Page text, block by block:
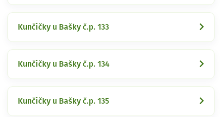
Kunčičky u Bašky č.p. 133
Kunčičky u Bašky č.p. 134
Kunčičky u Bašky č.p. 135